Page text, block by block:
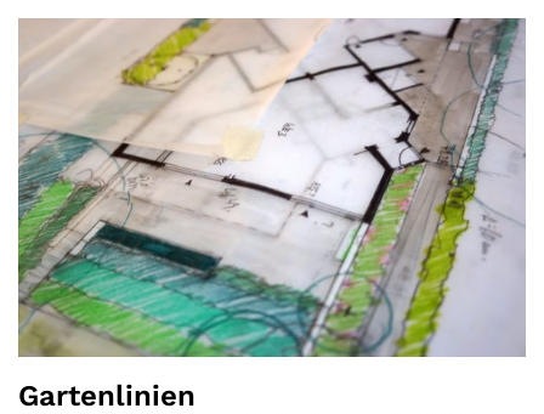
Gartenlinien